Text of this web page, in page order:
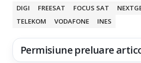
DIGI FREESAT FOCUS SAT
TELEKOM
VODAFONE INES
Permisiune preluare